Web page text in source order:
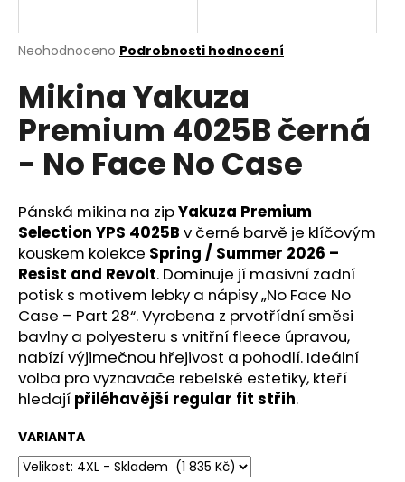
Průměrné
produktu
je
0,0
hvězdiček.
Neohodnoceno Podrobnosti hodnocení
Mikina Yakuza
Premium 4025B černá
- No Face No Case
Pánská mikina na zipYakuza Premium
Selection YPS 4025B v černé barvě je klíčovým
kouskem kolekce Spring / Summer 2026 –
Resist and Revolt. Dominuje jí masivní zadní
potisk s motivem lebky a nápisy „No Face No
Case – Part 28“. Vyrobena z prvotřídní směsi
bavlny a polyesteru s vnitřní fleece úpravou,
nabízí výjimečnou hřejivost a pohodlí. Ideální
volba pro vyznavače rebelské estetiky, kteří
hledají přiléhavější regular fit střih.
VARIANTA
j
t
?
HLEDAT
D
o
p
o
r
u
č
u
j
e